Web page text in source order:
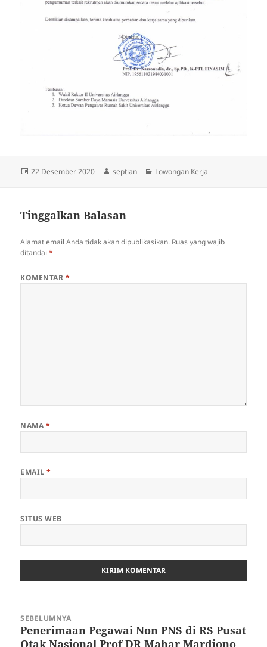
Diposkan
22 Desember 2020 Penulis
septian Kategori
Lowongan Kerja
Tinggalkan Balasan
Alamat email Anda tidak akan dipublikasikan. Ruas yang wajib
ditandai*
KOMENTAR *
NAMA *
EMAIL*
SITUS WEB
SEBELUMNYA
Pos
sebelumnya:
Penerimaan Pegawai Non PNS di RS Pusat
Otak Nasional Prof DR Mahar Mardjono